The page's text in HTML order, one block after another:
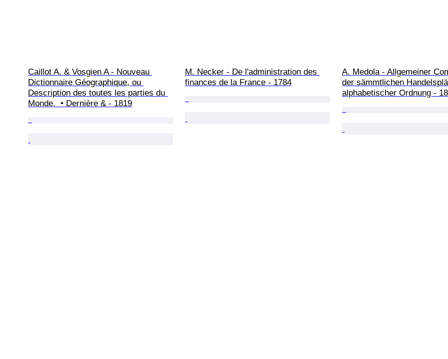
Caillot A. & Vosgien A - Nouveau
Dictionnaire Géographique, ou
Description des toutes les parties du
Monde.  • Dernière & - 1819
M. Necker - De l'administration des
finances de la France - 1784
A. Medola - Allgemeiner
der sämmtlichen
alphabetischer Ordnung -